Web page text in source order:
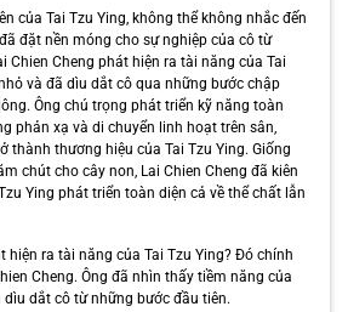
của Tai Tzu Ying, không thể không nhắc đến
đặt nền móng cho sự nghiệp của cô từ
Chien Cheng phát hiện ra tài năng của Tai
và đã dìu dắt cô qua những bước chập
Ông chú trọng phát triển kỹ năng toàn
phản xạ và di chuyển linh hoạt trên sân,
thành thương hiệu của Tai Tzu Ying. Giống
chút cho cây non, Lai Chien Cheng đã kiên
Ying phát triển toàn diện cả về thể chất lẫn
hiện ra tài năng của Tai Tzu Ying? Đó chính
Cheng. Ông đã nhìn thấy tiềm năng của
dắt cô từ những bước đầu tiên.